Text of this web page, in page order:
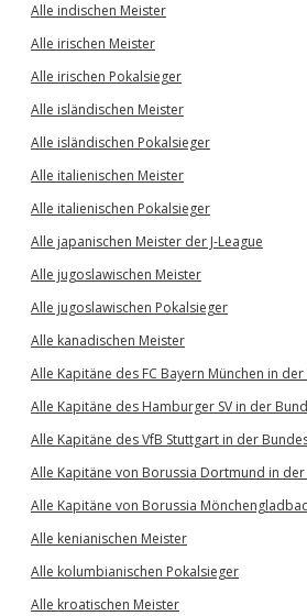
Alle indischen Meister
Alle irischen Meister
Alle irischen Pokalsieger
Alle isländischen Meister
Alle isländischen Pokalsieger
Alle italienischen Meister
Alle italienischen Pokalsieger
Alle japanischen Meister der J-League
Alle jugoslawischen Meister
Alle jugoslawischen Pokalsieger
Alle kanadischen Meister
Alle Kapitäne des FC Bayern München in
Alle Kapitäne des Hamburger SV in der
Alle Kapitäne des VfB Stuttgart in der
Alle Kapitäne von Borussia Dortmund in
Alle Kapitäne von Borussia
Alle kenianischen Meister
Alle kolumbianischen Pokalsieger
Alle kroatischen Meister